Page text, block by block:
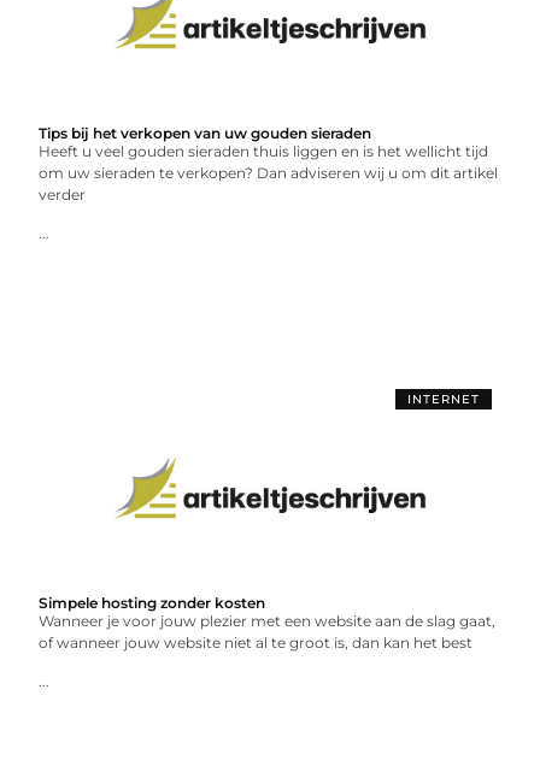
Tips bij het verkopen van uw gouden sieraden
Heeft u veel gouden sieraden thuis liggen en is het wellicht tijd
om uw sieraden te verkopen? Dan adviseren wij u om dit artikel
verder
...
INTERNET
Simpele hosting zonder kosten
Wanneer je voor jouw plezier met een website aan de slag gaat,
of wanneer jouw website niet al te groot is, dan kan het best
...